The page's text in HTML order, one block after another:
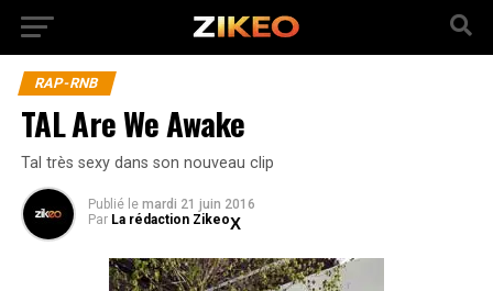
RAP-RNB
TAL Are We Awake
Tal très sexy dans son nouveau clip
Publié le mardi 21 juin 2016
Par La rédaction Zikeo